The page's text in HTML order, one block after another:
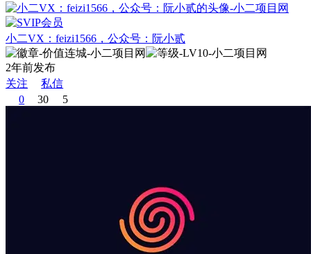
小二VX：feizi1566，公众号：阮小贰
2年前发布
关注
私信
0
30 5